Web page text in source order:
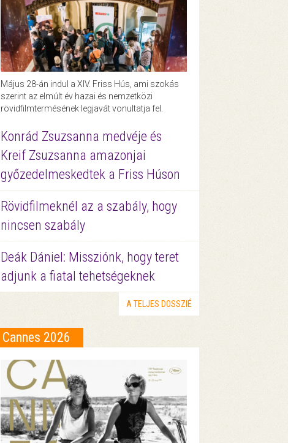
Május 28-án indul a XIV. Friss Hús, ami szokás
szerint az elmúlt év hazai és nemzetközi
rövidfilmtermésének legjavát vonultatja fel.
Konrád Zsuzsanna medvéje és
Kreif Zsuzsanna amazonjai
győzedelmeskedtek a Friss Húson
Rövidfilmeknél az a szabály, hogy
nincsen szabály
Deák Dániel: Missziónk, hogy teret
adjunk a fiatal tehetségeknek
A TELJES DOSSZIÉ
Cannes 2026